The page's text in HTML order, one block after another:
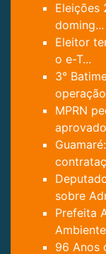
Eleições
doming...
Eleitor
o e-T...
3°
MPRN
sobre
Prefeita
96 Anos